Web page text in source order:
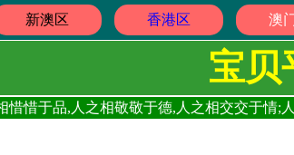
新澳区 香港区 澳
宝贝
惜惜于品,人之相敬敬于德,人之相交交于情;